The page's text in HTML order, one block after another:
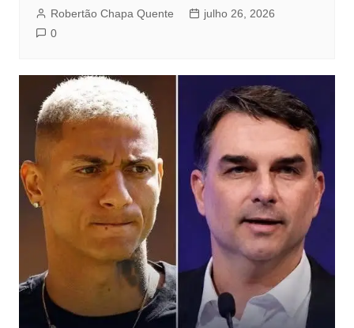
Robertão Chapa Quente
julho 26, 2026
0